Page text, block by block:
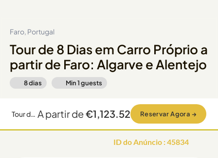
Faro, Portugal
Tour de 8 Dias em Carro Próprio a
partir de Faro: Algarve e Alentejo
8 dias Min1guests
Tour de 8 Dias em Carro Próprio a partir de Faro: Algarve e Alentejo A partir de€1,123.52 Reservar Agora →
ID do Anúncio :45834